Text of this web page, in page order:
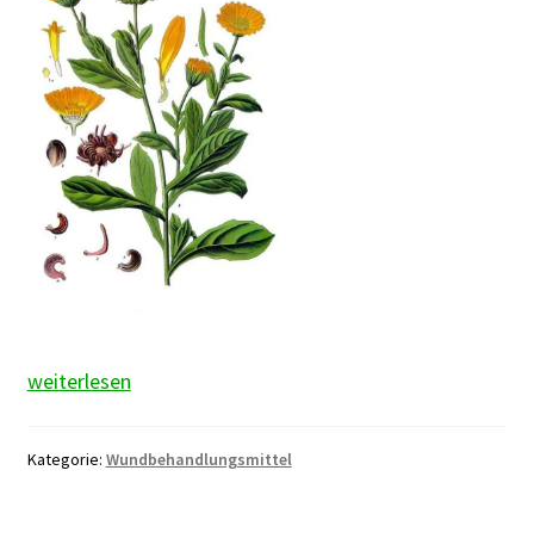
Ringelblumenblüten
weiterlesen
Kategorie: Wundbehandlungsmittel